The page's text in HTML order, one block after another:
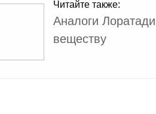
Читайте также:
Аналоги
веществу